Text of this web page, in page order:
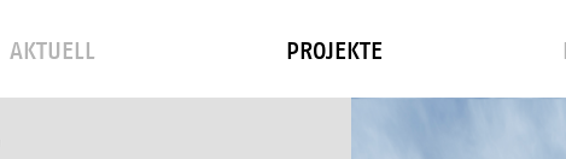
AKTUELL PROJEKTE